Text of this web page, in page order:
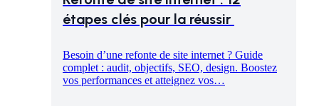
étapes clés pour la réussir
Besoin d’une refonte de site internet ? Guide
complet : audit, objectifs, SEO, design. Boostez
vos performances et atteignez vos…